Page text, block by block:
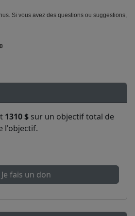
Si vous avez des questions ou suggestions,
1310 $ sur un objectif total de
l'objectif.
Je fais un don